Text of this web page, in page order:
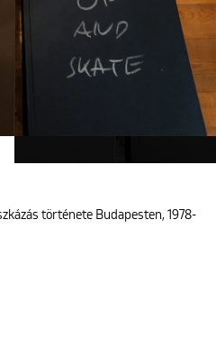
története Budapesten, 1978-